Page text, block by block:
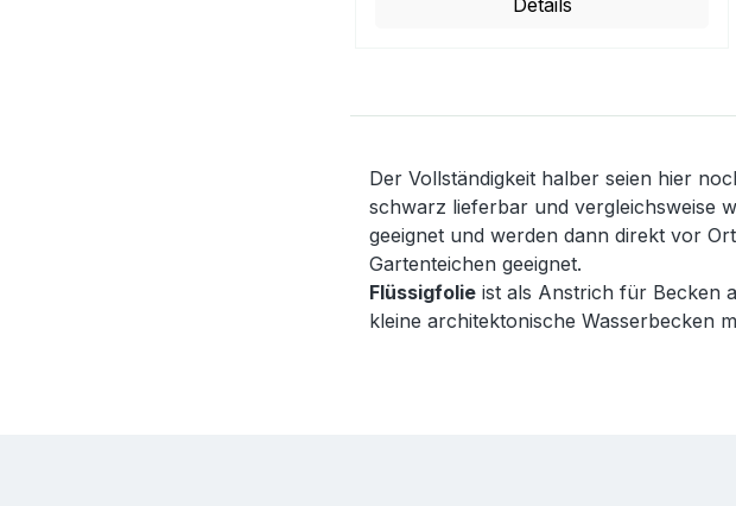
Der Vollständigkeit halber seien hier
schwarz lieferbar und vergleichsweise
geeignet und werden dann direkt vor
Gartenteichen geeignet.
Flüssigfolie ist als Anstrich für Becken
kleine architektonische Wasserbecken